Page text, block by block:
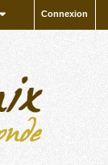
Connexion